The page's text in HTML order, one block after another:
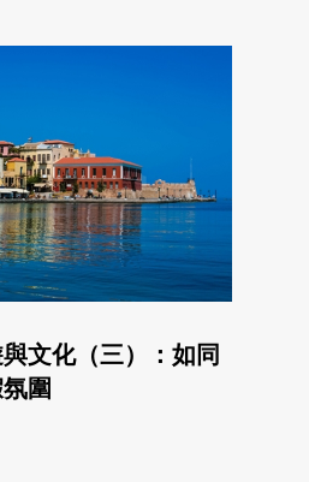
文化（三）：如同
圍